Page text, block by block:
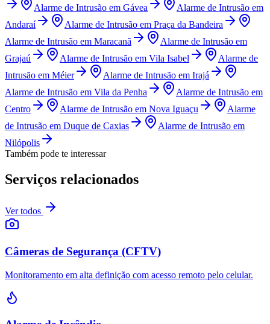
Alarme de Intrusão em Gávea Alarme de Intrusão em
Andaraí
Alarme de Intrusão em Praça da Bandeira
Alarme de Intrusão em Maracanã Alarme de Intrusão em
Grajaú
Alarme de Intrusão em Vila Isabel
Alarme de
Intrusão em Méier Alarme de Intrusão em Irajá
Alarme de Intrusão em Vila da Penha Alarme de Intrusão em
Centro
Alarme de Intrusão em Nova Iguaçu
Alarme
de Intrusão em Duque de Caxias Alarme de Intrusão em
Nilópolis
Também pode te interessar
Serviços relacionados
Ver todos
Câmeras de Segurança (CFTV)
Monitoramento em alta definição com acesso remoto pelo celular.